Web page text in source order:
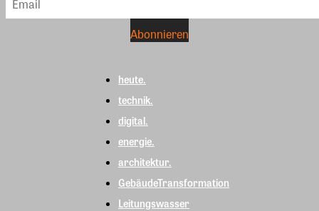
heute.
technik.
digital.
energie.
architektur.
GebäudeTransformation
Leitungswasser